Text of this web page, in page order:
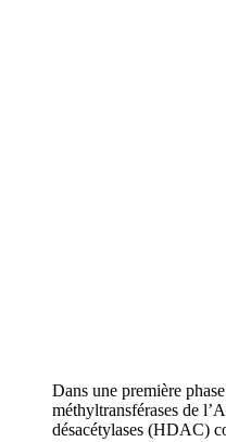
Dans une première phase
méthyltransférases de
désacétylases (HDAC)